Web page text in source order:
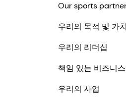
Our sports
우리의 목적 및 가치
우리의 리더십
책임 있는 비즈니스
우리의 사업